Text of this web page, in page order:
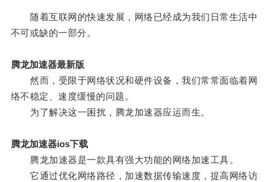
随着互联网的快速发展，网络已经成为我们日常生活中
不可或缺的一部分。
腾龙加速器最新版
然而，受限于网络状况和硬件设备，我们常常面临着网
络不稳定、速度缓慢的问题。
为了解决这一困扰，腾龙加速器应运而生。
腾龙加速器ios下载
腾龙加速器是一款具有强大功能的网络加速工具。
它通过优化网络路径，加速数据传输速度，提高网络访